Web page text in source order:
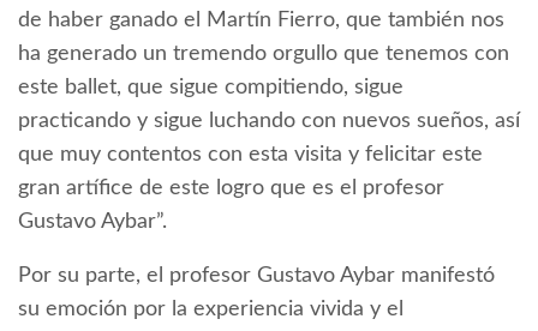
de haber ganado el Martín Fierro, que también nos
ha generado un tremendo orgullo que tenemos con
este ballet, que sigue compitiendo, sigue
practicando y sigue luchando con nuevos sueños, así
que muy contentos con esta visita y felicitar este
gran artífice de este logro que es el profesor
Gustavo Aybar”.
Por su parte, el profesor Gustavo Aybar manifestó
su emoción por la experiencia vivida y el